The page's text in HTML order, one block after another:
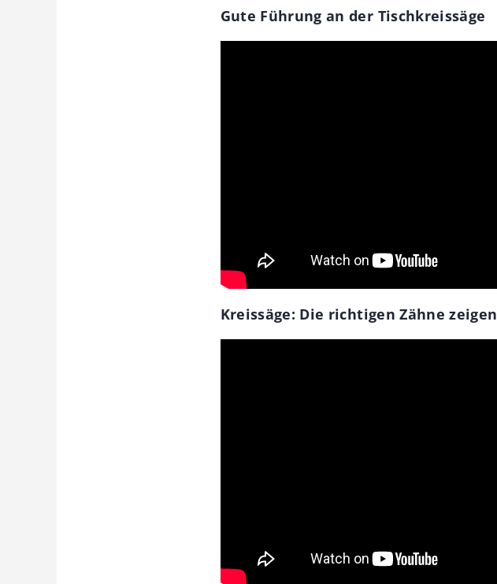
Gute Führung an der Tischkreissäge
Kreissäge: Die richtigen Zähne zeigen